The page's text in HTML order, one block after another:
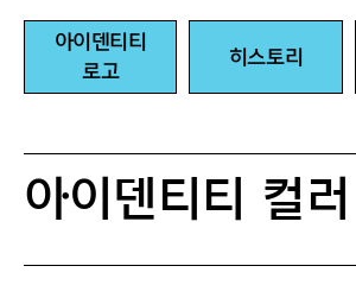
아이덴티티
로고
히스토리
아이덴티티 컬러